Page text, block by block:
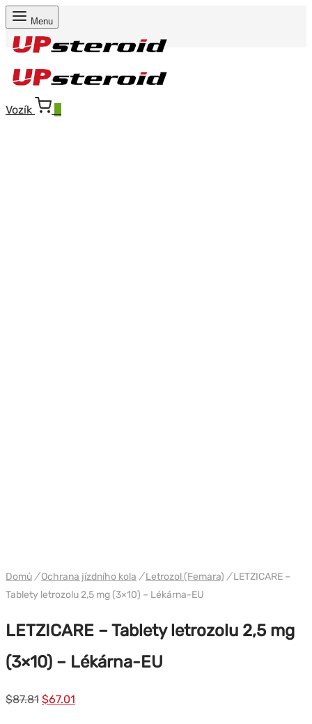
Menu
Vozík
Domů / Ochrana jízdního kola / Letrozol (Femara) /LETZICARE –
Tablety letrozolu 2,5 mg (3×10) – Lékárna-EU
LETZICARE – Tablety letrozolu 2,5 mg
(3×10) – Lékárna-EU
$87.81 Původní
$67.01